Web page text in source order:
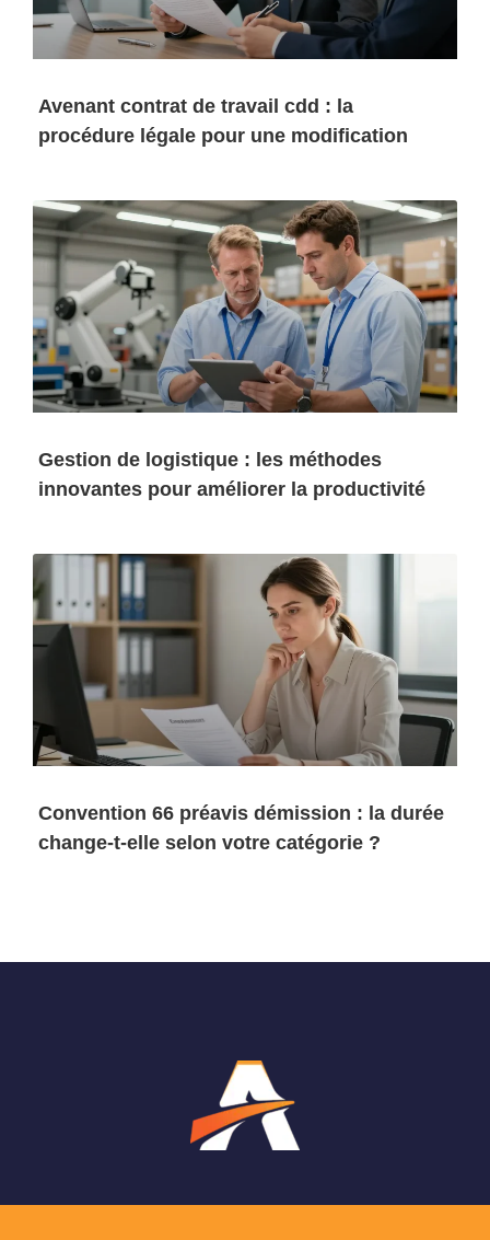
Avenant contrat de travail cdd : la
procédure légale pour une modification
Gestion de logistique : les méthodes
innovantes pour améliorer la productivité
Convention 66 préavis démission : la durée
change-t-elle selon votre catégorie ?